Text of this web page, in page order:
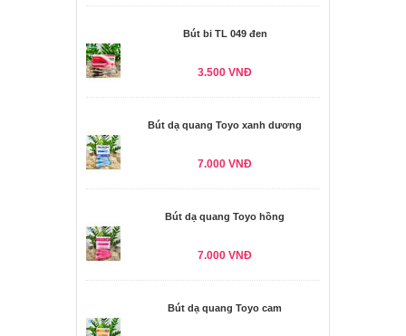
Bút bi TL 049 đen
3.500 VNĐ
Bút dạ quang Toyo xanh dương
7.000 VNĐ
Bút dạ quang Toyo hồng
7.000 VNĐ
Bút dạ quang Toyo cam